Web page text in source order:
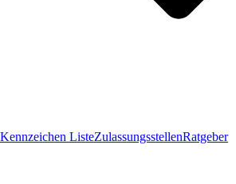
Kennzeichen ListeZulassungsstellenRatgeber